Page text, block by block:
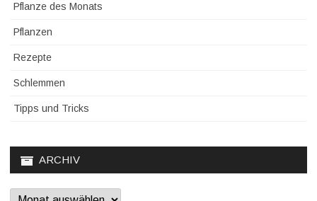
Pflanze des Monats
Pflanzen
Rezepte
Schlemmen
Tipps und Tricks
ARCHIV
Archiv